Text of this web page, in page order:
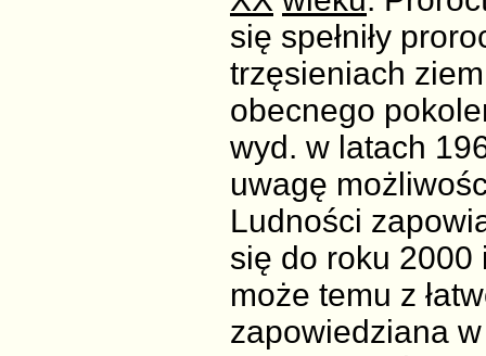
się spełniły
trzęsieniach
obecnego
wyd. w latach
uwagę
Ludności
się do roku 2000
może temu z
zapowiedziana